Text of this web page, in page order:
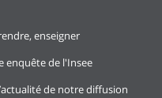
enseigner
enquête de l'Insee
de notre diffusion